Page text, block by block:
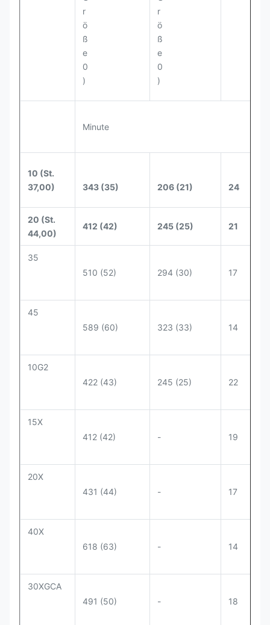
) )
Minute
10 (St.
37,00)
343 (35) 206 (21) 24
20 (St.
44,00)
412 (42) 245 (25) 21
35
510 (52)
294 (30) 17
45
589 (60)
323 (33) 14
10G2
422 (43)
245 (25) 22
15Х
412 (42)
- 19
20Х
431 (44)
- 17
40Х
618 (63)
- 14
30ХGCА
491 (50)
- 18